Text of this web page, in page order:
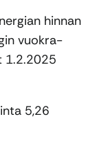
hinnan
vuokra-
1.2.2025
5,26